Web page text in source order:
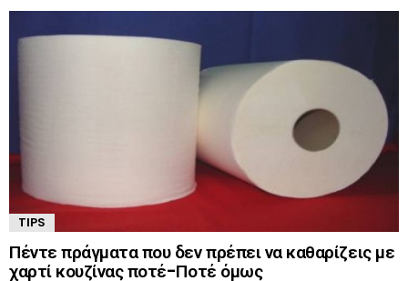
TIPS
Πέντε πράγματα που δεν πρέπει να καθαρίζεις με
χαρτί κουζίνας ποτέ-Ποτέ όμως